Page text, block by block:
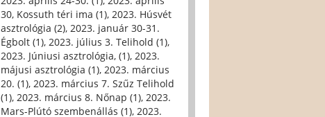
30, Kossuth téri ima (1), 2023. Húsvét
asztrológia (2), 2023. január 30-31.
Égbolt (1), 2023. július 3. Telihold (1),
2023. Júniusi asztrológia, (1), 2023.
májusi asztrológia (1), 2023. március
20. (1), 2023. március 7. Szűz Telihold
(1), 2023. március 8. Nőnap (1), 2023.
Mars-Plútó szembenállás (1), 2023.